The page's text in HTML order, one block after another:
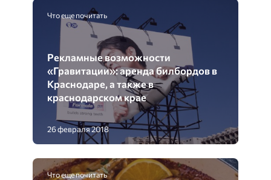
Что еще почитать
Рекламные возможности
«Гравитации»: аренда билбордов в
Краснодаре, а также в
краснодарском крае
26 февраля 2018
Что еще почитать